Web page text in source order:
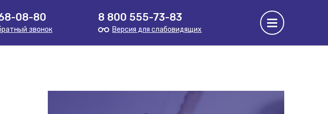
08-80
звонок
8 800 555-73-83
Версия для слабовидящих